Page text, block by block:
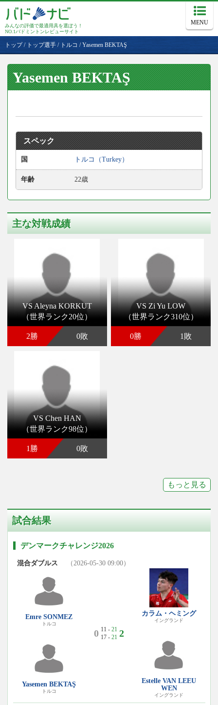
みんなの評価で最適用具を選ぼう！
NO.1バドミントンレビューサイト
MENU
トップ/ トップ選手 / トルコ /Yasemen BEKTAŞ
Yasemen BEKTAŞ
スペック
国 トルコ（Turkey）
年齢 22歳
主な対戦成績
VS Aleyna KORKUT
（世界ランク20位）
2勝 0敗
VS Zi Yu LOW
（世界ランク310位）
0勝 1敗
VS Chen HAN
（世界ランク98位）
1勝 0敗
もっと見る
試合結果
デンマークチャレンジ2026
混合ダブルス （2026-05-30 09:00）
Emre SONMEZ
トルコ
Yasemen BEKTAŞ
トルコ
0 11 - 21
17 - 21 2
カラム・ヘミング
イングランド
Estelle VAN LEEU
WEN
イングランド